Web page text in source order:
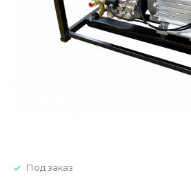
Под заказ